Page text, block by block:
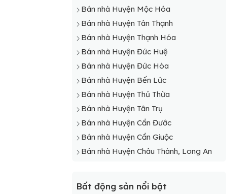
Bán nhà Huyện Mộc Hóa
Bán nhà Huyện Tân Thạnh
Bán nhà Huyện Thạnh Hóa
Bán nhà Huyện Đức Huệ
Bán nhà Huyện Đức Hòa
Bán nhà Huyện Bến Lức
Bán nhà Huyện Thủ Thừa
Bán nhà Huyện Tân Trụ
Bán nhà Huyện Cần Đước
Bán nhà Huyện Cần Giuộc
Bán nhà Huyện Châu Thành, Long An
Bất động sản nổi bật